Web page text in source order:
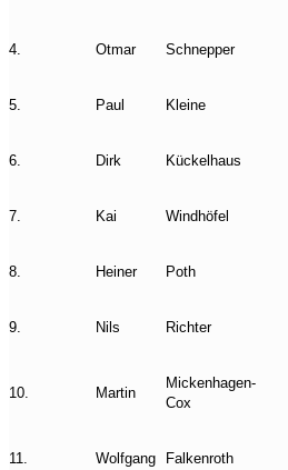
4. Otmar Schnepper
5. Paul Kleine
6. Dirk Kückelhaus
7. Kai Windhöfel
8. Heiner Poth
9. Nils Richter
10. Martin
Mickenhagen-
Cox
11. Wolfgang Falkenroth